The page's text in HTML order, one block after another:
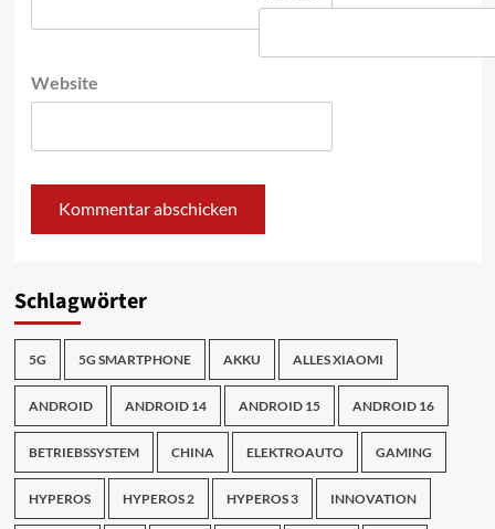
Website
Schlagwörter
5G 5G SMARTPHONE AKKU ALLES XIAOMI
ANDROID ANDROID 14 ANDROID 15 ANDROID 16
BETRIEBSSYSTEM CHINA ELEKTROAUTO GAMING
HYPEROS HYPEROS 2 HYPEROS 3 INNOVATION